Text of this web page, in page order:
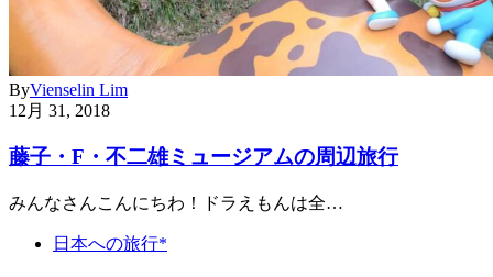
ByVienselin Lim
12月 31, 2018
藤子・F・不二雄ミュージアムの周辺旅行
みんなさんこんにちわ！ドラえもんは全…
日本への旅行*